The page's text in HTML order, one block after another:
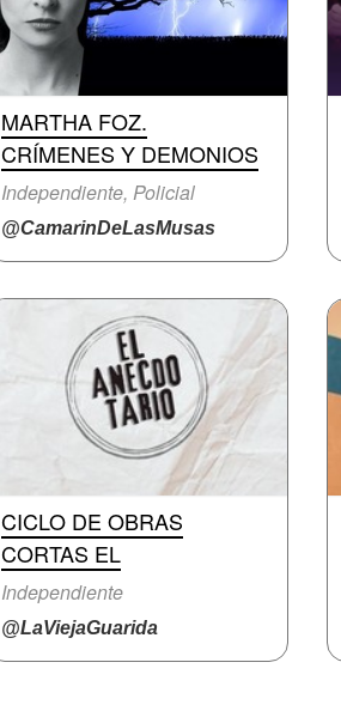
MARTHA FOZ.
CRÍMENES Y DEMONIOS
Independiente, Policial
@CamarinDeLasMusas
CICLO DE OBRAS
CORTAS EL
Independiente
@LaViejaGuarida